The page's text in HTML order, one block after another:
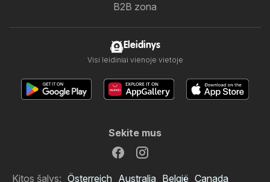
B2B zona
Eleidinys
Visi leidiniai vienoje vietoje
Sekite mus
Kitos šalys: Österreich Australia België Canada